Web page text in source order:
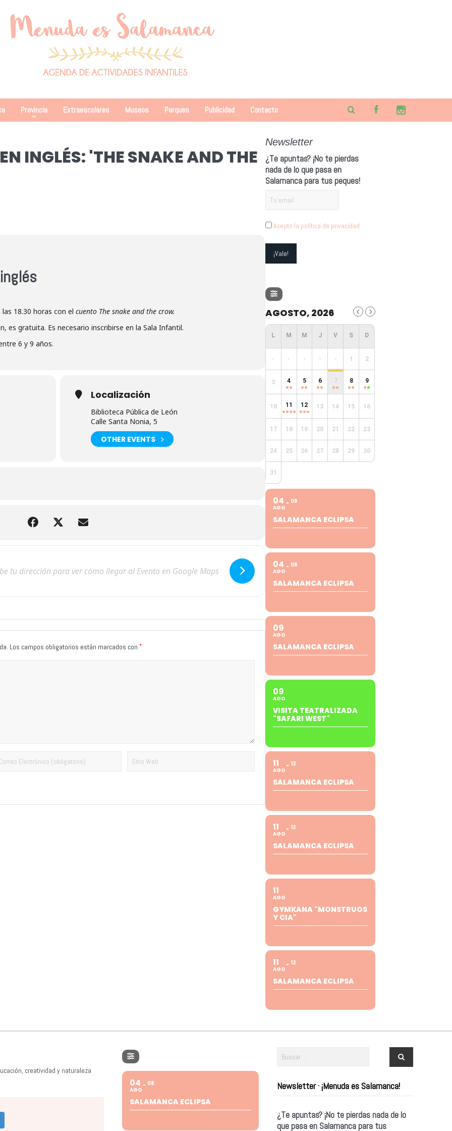
Provincia Extraescolares Museos Parques Publicidad Contacto
INGLÉS: 'THE SNAKE AND THE
18.30 horas con el cuento The snake and the crow.
es gratuita. Es necesario inscribirse en la Sala Infantil.
6 y 9 años.
Localización
Biblioteca Pública de León
Calle Santa Nonia, 5
OTHER EVENTS
Los campos obligatorios están marcados con *
Newsletter
¿Te apuntas? ¡No te pierdas
nada de lo que pasa en
Salamanca para tus peques!
Acepto la política de privacidad
AGOSTO, 2026
- - - - - 1 2
3 4 5 6 7 8 9
10 11 12 13 14 15 16
17 18 19 20 21 22 23
24 25 26 27 28 29 30
31
04
AGO
08
SALAMANCA ECLIPSA
04
AGO
08
SALAMANCA ECLIPSA
09
AGO
SALAMANCA ECLIPSA
09
AGO
VISITA TEATRALIZADA
"SAFARI WEST"
11
AGO
12
SALAMANCA ECLIPSA
11
AGO
12
SALAMANCA ECLIPSA
11
AGO
GYMKANA "MONSTRUOS
Y CIA"
11
AGO
12
SALAMANCA ECLIPSA
creatividad y naturaleza
04
AGO
08
SALAMANCA ECLIPSA
Newsletter · ¡Menuda es Salamanca!
¿Te apuntas? ¡No te pierdas nada de lo
que pasa en Salamanca para tus